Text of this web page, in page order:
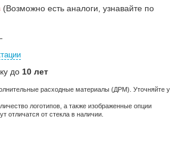
(Возможно есть аналоги, узнавайте по
до 10 лет
расходные материалы (ДРМ). Уточняйте у
логотипов, а также изображенные опции
отличатся от стекла в наличии.